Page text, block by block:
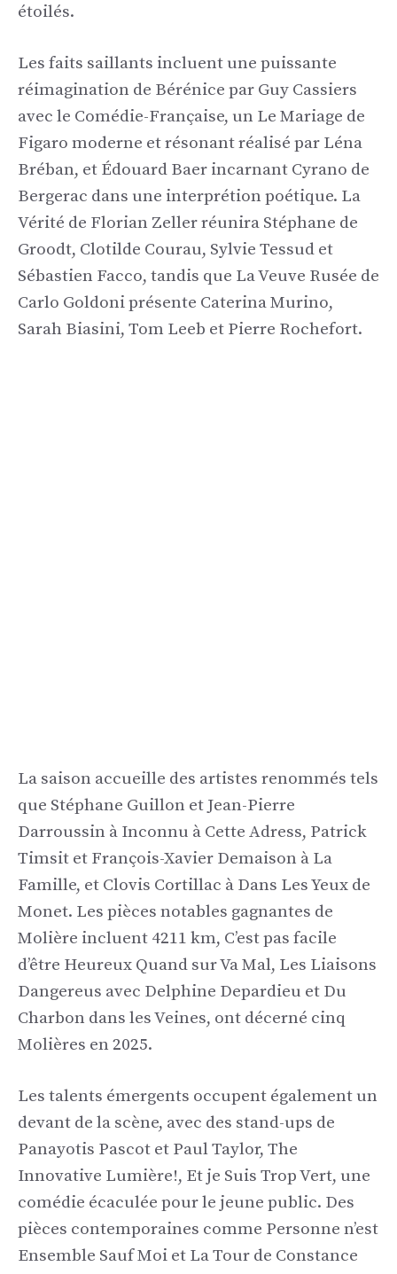
étoilés.
Les faits saillants incluent une puissante
réimagination de Bérénice par Guy Cassiers
avec le Comédie-Française, un Le Mariage de
Figaro moderne et résonant réalisé par Léna
Bréban, et Édouard Baer incarnant Cyrano de
Bergerac dans une interprétion poétique. La
Vérité de Florian Zeller réunira Stéphane de
Groodt, Clotilde Courau, Sylvie Tessud et
Sébastien Facco, tandis que La Veuve Rusée de
Carlo Goldoni présente Caterina Murino,
Sarah Biasini, Tom Leeb et Pierre Rochefort.
La saison accueille des artistes renommés tels
que Stéphane Guillon et Jean-Pierre
Darroussin à Inconnu à Cette Adress, Patrick
Timsit et François-Xavier Demaison à La
Famille, et Clovis Cortillac à Dans Les Yeux de
Monet. Les pièces notables gagnantes de
Molière incluent 4211 km, C’est pas facile
d’être Heureux Quand sur Va Mal, Les Liaisons
Dangereus avec Delphine Depardieu et Du
Charbon dans les Veines, ont décerné cinq
Molières en 2025.
Les talents émergents occupent également un
devant de la scène, avec des stand-ups de
Panayotis Pascot et Paul Taylor, The
Innovative Lumière!, Et je Suis Trop Vert, une
comédie écaculée pour le jeune public. Des
pièces contemporaines comme Personne n’est
Ensemble Sauf Moi et La Tour de Constance